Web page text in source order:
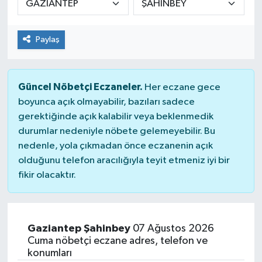
Paylaş
Güncel Nöbetçi Eczaneler. Her eczane gece
boyunca açık olmayabilir, bazıları sadece
gerektiğinde açık kalabilir veya beklenmedik
durumlar nedeniyle nöbete gelemeyebilir. Bu
nedenle, yola çıkmadan önce eczanenin açık
olduğunu telefon aracılığıyla teyit etmeniz iyi bir
fikir olacaktır.
Gaziantep Şahinbey07 Ağustos 2026
Cuma nöbetçi eczane adres, telefon ve
konumları